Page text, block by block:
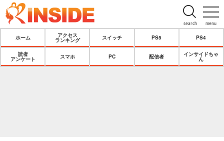
menu
search
ホーム
アクセス
ランキング
スイッチ PS5 PS4
読者
アンケート
スマホ PC 配信者
インサイドちゃ
ん